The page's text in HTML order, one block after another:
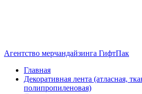
Агентство мерчандайзинга ГифтПак
Главная
Декоративная лента (атласная,
полипропиленовая)